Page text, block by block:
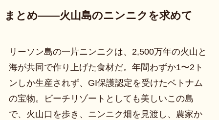
まとめ——火山島のニンニクを求めて
リーソン島の一片ニンニクは、2,500万年の火山と
海が共同で作り上げた食材だ。年間わずか1〜2ト
ンしか生産されず、GI保護認定を受けたベトナム
の宝物。ビーチリゾートとしても美しいこの島
で、火山口を歩き、ニンニク畑を見渡し、農家か